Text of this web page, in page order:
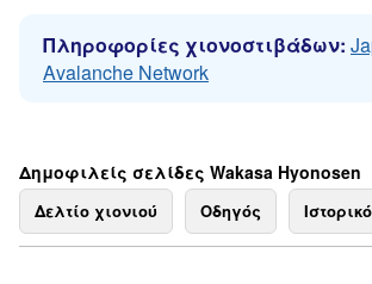
Πληροφορίες χιονοστιβάδων:
Avalanche Network
Δημοφιλείς σελίδες Wakasa Hyonosen
Δελτίο χιονιού Οδηγός Ιστορικό